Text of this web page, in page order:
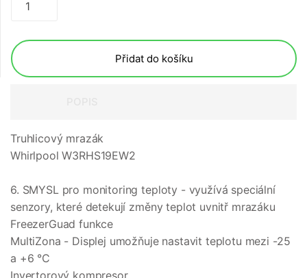
Přidat do košíku
Truhlicový mrazák
Whirlpool W3RHS19EW2
6. SMYSL pro monitoring teploty - využívá speciální
senzory, které detekují změny teplot uvnitř mrazáku
FreezerGuad funkce
MultiZona - Displej umožňuje nastavit teplotu mezi -25
a +6 °C